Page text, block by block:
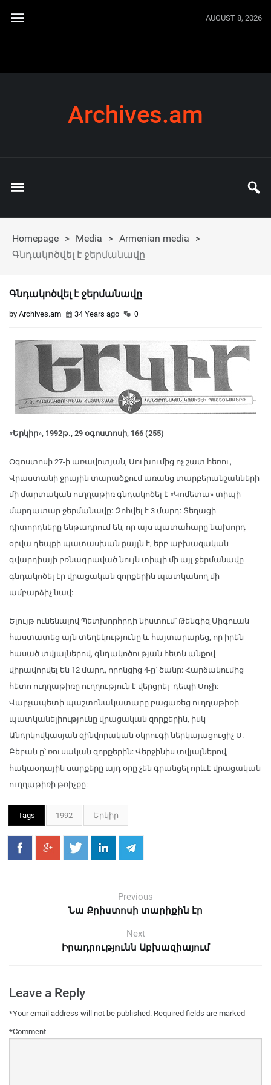
AUGUST 8, 2026
Archives.am
Homepage > Media > Armenian media
>
Գնդակոծվել է ջերմանավը
Գնդակոծվել է ջերմանավը
by Archives.am 34 Years ago 0
«Երկիր», 1992թ., 29 օգոստոսի, 166 (255)
Օգոստոսի 27-ի առավոտյան, Սուխումից ոչ շատ հեռու,
Վրաստանի ջրային տարածքում առանց տարբերանշանների
մի մարտական ուղղաթիռ գնդակոծել է «Կոմետա» տիպի
մարդատար ջերմանավը: Զոհվել է 3 մարդ: Տեղացի
դիտորդները ենթադրում են, որ այս պատահարը նախորդ
օրվա դեպքի պատասխան քայլն է, երբ աբխազական
գվարդիայի բռնագրաված նույն տիպի մի այլ ջերմանավը
գնդակոծել էր վրացական զորքերին պատկանող մի
ամբարձիչ նավ:
Ելույթ ունենալով Պետխորհրդի նիստում՝ Թենգիզ Սիգուան
հաստատեց այն տեղեկությունը և հայտարարեց, որ իրեն
հասած տվյալներով, գնդակոծության հետևանքով
վիրավորվել են 12 մարդ, որոնցից 4-ը՝ ծանր: Հարձակումից
հետո ուղղաթիռը ուղղություն է վերցրել դեպի Սոչի:
Վարչապետի պաշտոնակատարը բացառեց ուղղաթիռի
պատկանելիությունը վրացական զորքերին, իսկ
Անդրկովկասյան զինվորական օկրուգի ներկայացուցիչ Ս.
Բեբաևը՝ ռուսական զորքերին: Վերջինիս տվյալներով,
հակաօդային սարքերը այդ օրը չեն գրանցել որևէ վրացական
ուղղաթիռի թռիչքը:
Tags 1992 Երկիր
Previous
Նա Քրիստոսի տարիքին էր
Next
Իրադրությունն Աբխազիայում
Leave a Reply
Your email address will not be published. Required fields are marked
*
Comment
*